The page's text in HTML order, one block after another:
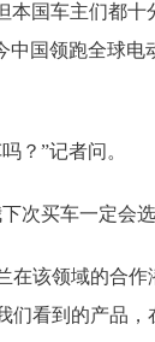
本国车主们都
中国领跑全球
？”记者问。
次买车一定会
在该领域的合
们看到的产品